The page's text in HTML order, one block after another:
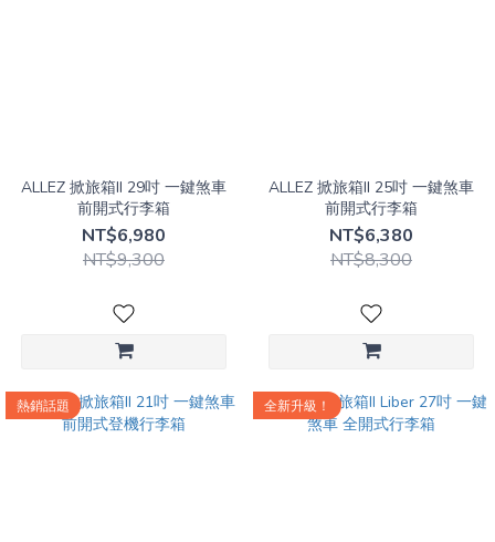
(2)
ALLEZ 掀旅箱II 29吋 一鍵煞車
前開式行李箱
NT$6,980
NT$9,300
ALLEZ 掀旅箱II 25吋 一鍵煞車
前開式行李箱
NT$6,380
NT$8,300
熱銷話題 全新升級！